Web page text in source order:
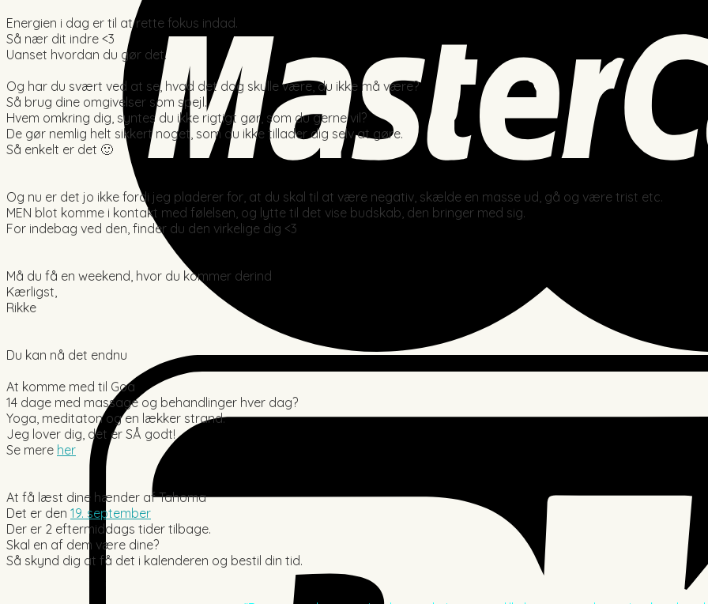
Energien i dag er til at rette fokus indad.
Så nær dit indre <3
Uanset hvordan du gør det.
Og har du svært ved at se, hvad det dog skulle være, du ikke må være?
Så brug dine omgivelser som spejl.
Hvem omkring dig, syntes du ikke rigtigt gør, som du gerne vil?
De gør nemlig helt sikkert noget, som du ikke tillader dig selv at gøre.
Så enkelt er det 🙂
Og nu er det jo ikke fordi jeg pladerer for, at du skal til at være negativ, skælde en masse ud, gå og være trist etc.
MEN blot komme i kontakt med følelsen, og lytte til det vise budskab, den bringer med sig.
For indebag ved den, finder du den virkelige dig <3
Må du få en weekend, hvor du kommer derind
Kærligst,
Rikke
Du kan nå det endnu
At komme med til Goa
14 dage med massage og behandlinger hver dag?
Yoga, meditaton og en lækker strand.
Jeg lover dig, det er SÅ godt!
Se mere her
At få læst dine hænder af Tahoma
Det er den 19. september
Der er 2 eftermiddags tider tilbage.
Skal en af dem være dine?
Så skynd dig at få det i kalenderen og bestil din tid.